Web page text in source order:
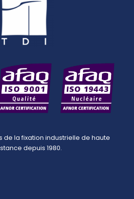
de la fixation industrielle de haute
depuis 1980.